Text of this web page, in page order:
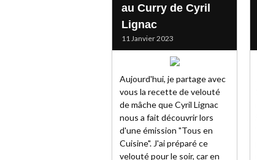
au Curry de Cyril
Lignac
11 Janvier 2023
Aujourd'hui, je partage avec
vous la recette de velouté
de mâche que Cyril Lignac
nous a fait découvrir lors
d'une émission "Tous en
Cuisine". J'ai préparé ce
velouté pour le soir, car en